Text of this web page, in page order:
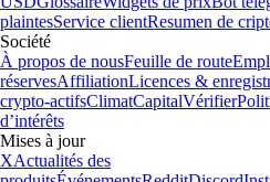
plaintesService clientResumen de
Société
À propos de nousFeuille de route
réservesAffiliationLicences &
crypto-actifsClimatCapitalVérifier
d’intérêts
Mises à jour
XActualités des